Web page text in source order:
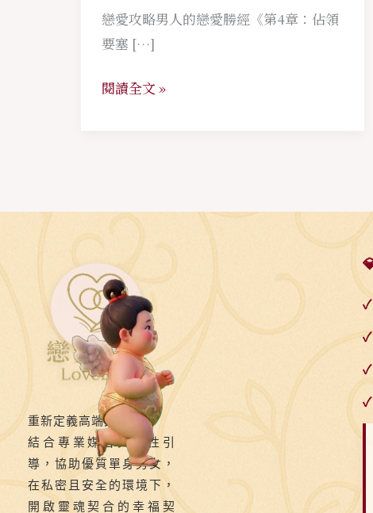
戀愛攻略男人的戀愛勝經《第4章：佔領
要塞 […]
勝
經
4
塞》
六
則：
🎭
她
說
「我
被
你
騙
了」、
「逃
閱讀全文 »
重新定義高端交友。
結合專業媒合與靈性引
導，協助優質單身男女，
在私密且安全的環境下，
開啟靈魂契合的幸福契
✓
✓
✓
✓